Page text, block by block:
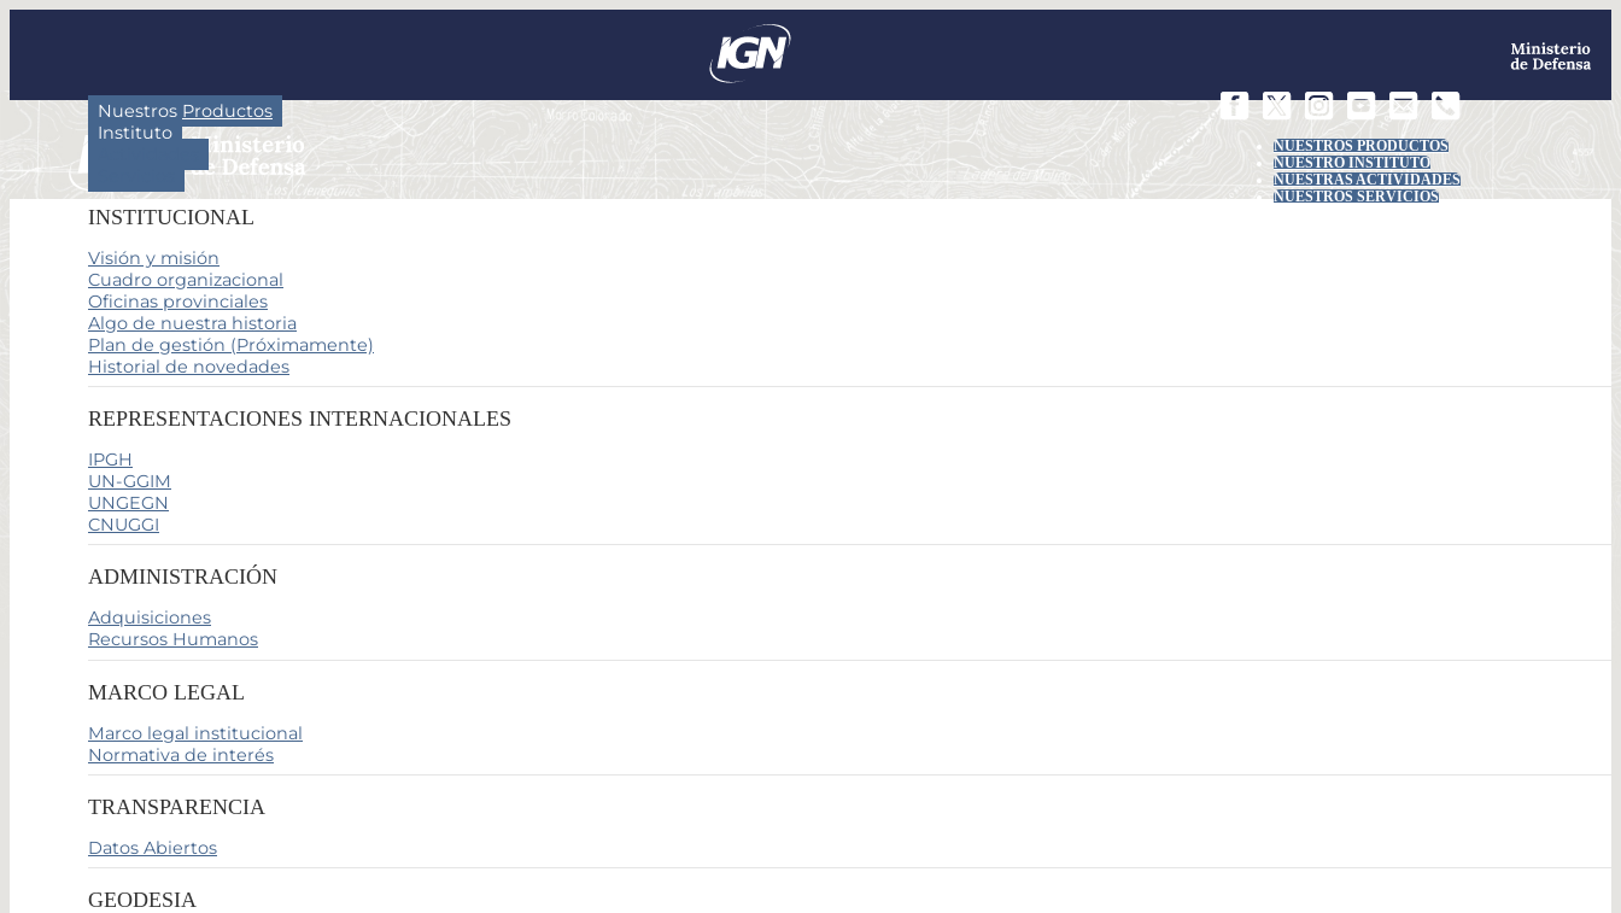
NUESTROS PRODUCTOS
NUESTRO INSTITUTO
NUESTRAS ACTIVIDADES
NUESTROS SERVICIOS
Nuestros Productos
Instituto
INSTITUCIONAL
Visión y misión
Cuadro organizacional
Oficinas provinciales
Algo de nuestra historia
Plan de gestión (Próximamente)
Historial de novedades
REPRESENTACIONES INTERNACIONALES
IPGH
UN-GGIM
UNGEGN
CNUGGI
ADMINISTRACIÓN
Adquisiciones
Recursos Humanos
MARCO LEGAL
Marco legal institucional
Normativa de interés
TRANSPARENCIA
Datos Abiertos
GEODESIA